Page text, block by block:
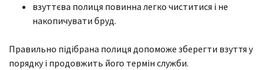
взуттєва полиця повинна легко чиститися і не
накопичувати бруд.
Правильно підібрана полиця допоможе зберегти взуття у
порядку і продовжить його термін служби.